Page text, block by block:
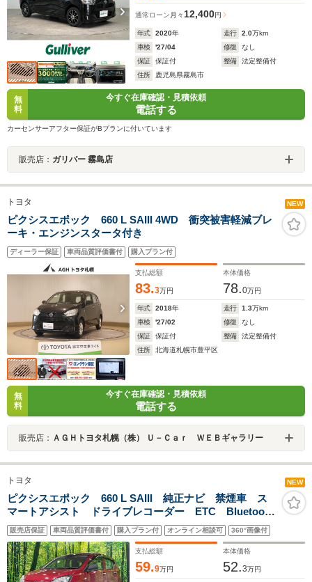
通常ローン 月々 12,400円
年式 2020年 走行 2.0万km
車検
'27/04 修復
なし
保証
保証付 整備
法定整備付
住所
鹿児島県霧島市
無
料
今すぐ在庫確認・見積依頼
電話する
カーセンサーアフター保証がBプランに付いています
販売店： ガリバー 霧島店
トヨタ NEW
ピクシスエポック 660 L SAIII 4WD 衝突被害軽減ブレ
ーキ・エンジンスタータ付き
ディーラー保証 車両品質評価書付 購入プラン付
支払総額
83.3万円
本体価格
78.0万円
年式 2018年 走行 1.3万km
車検
'27/02 修復
なし
保証
保証付 整備
法定整備付
住所
北海道札幌市豊平区
無
料
今すぐ在庫確認・見積依頼
電話する
販売店： ＡＧＨトヨタ札幌（株） Ｕ－Ｃａｒ ＷＥＢギャラリー
トヨタ NEW
ピクシスエポック 660 L SAIII 純正ナビ 禁煙車 ス
マートアシスト ドライブレコーダー ETC Bluetooth
接続可 地デジTV アイドリングストップ コーナーセ
ンサー オートハイビーム キーレス 誤発進抑制機能
販売店保証 車両品質評価書付 購入プラン付 オンライン相談可 360°画像付
支払総額
59.9万円
本体価格
52.3万円